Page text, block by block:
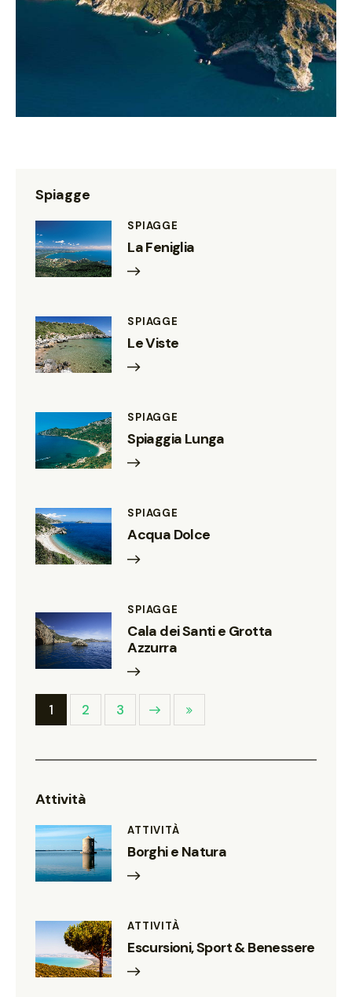
Spiagge
SPIAGGE
La Feniglia
SPIAGGE
Le Viste
SPIAGGE
Spiaggia Lunga
SPIAGGE
Acqua Dolce
SPIAGGE
Cala dei Santi e Grotta
Azzurra
1 2 3
Next Last
Attività
ATTIVITÀ
Borghi e Natura
ATTIVITÀ
Escursioni, Sport & Benessere